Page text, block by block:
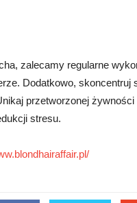
zalecamy regularne
Dodatkowo,
przetworzonej
stresu.